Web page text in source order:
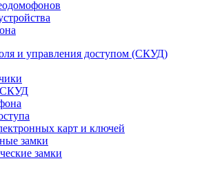
и управления доступом (СКУД)
СКУД
карт и ключей
замки
замки